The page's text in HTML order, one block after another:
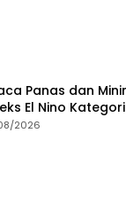
Panas dan
El Nino
2026